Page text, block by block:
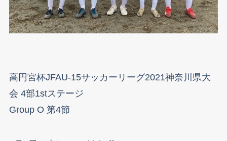
高円宮杯JFAU-15サッカーリーグ2021神奈川県大
会 4部1stステージ
Group O 第4節